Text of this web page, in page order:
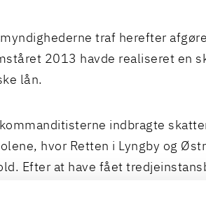
traf herefter
2013 havde realiseret en
lån.
kommanditisterne indbragte
hvor Retten i Lyngby og
Efter at have fået